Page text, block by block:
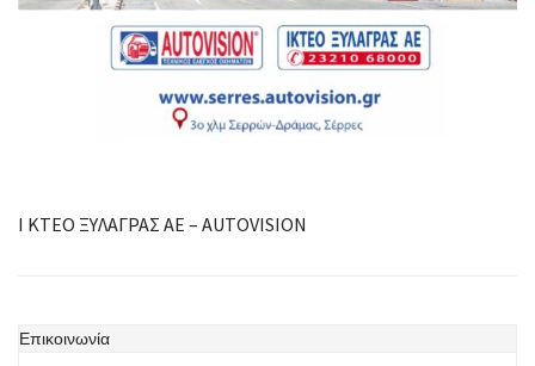
Ι ΚΤΕΟ ΞΥΛΑΓΡΑΣ ΑΕ – AUTOVISION
Επικοινωνία